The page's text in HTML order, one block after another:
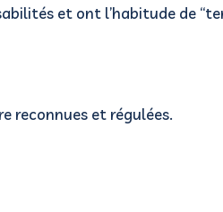
et ont l’habitude de
reconnues et régulées.